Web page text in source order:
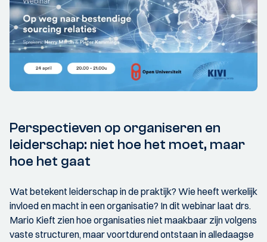
Perspectieven op organiseren en
leiderschap: niet hoe het moet, maar
hoe het gaat
Wat betekent leiderschap in de praktijk? Wie heeft werkelijk
invloed en macht in een organisatie? In dit webinar laat drs.
Mario Kieft zien hoe organisaties niet maakbaar zijn volgens
vaste structuren, maar voortdurend ontstaan in alledaagse